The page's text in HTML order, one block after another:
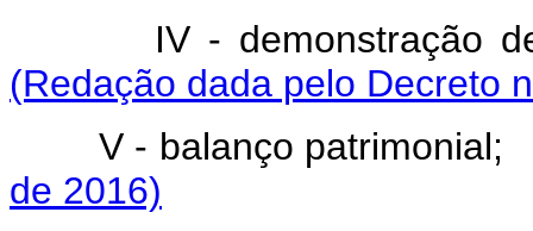
IV -
(Redação dada pelo Decreto
V - balanço patrimonial;
de 2016)